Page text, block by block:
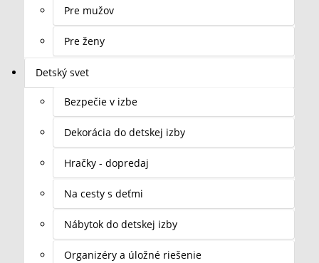
Pre mužov
Pre ženy
Detský svet
Bezpečie v izbe
Dekorácia do detskej izby
Hračky - dopredaj
Na cesty s deťmi
Nábytok do detskej izby
Organizéry a úložné riešenie